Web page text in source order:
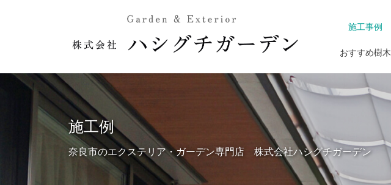
施工事例
おすすめ樹木
施工例
奈良市のエクステリア・ガーデン専門店 株式会社ハシグチガーデン